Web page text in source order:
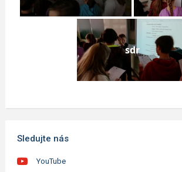
sdr
Sledujte nás
YouTube